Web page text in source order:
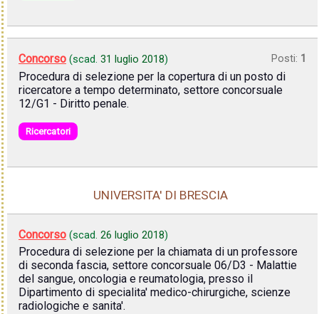
Concorso (scad. 31 luglio 2018) Posti: 1
Procedura di selezione per la copertura di un posto di
ricercatore a tempo determinato, settore concorsuale
12/G1 - Diritto penale.
Ricercatori
UNIVERSITA' DI BRESCIA
Concorso (scad. 26 luglio 2018)
Procedura di selezione per la chiamata di un professore
di seconda fascia, settore concorsuale 06/D3 - Malattie
del sangue, oncologia e reumatologia, presso il
Dipartimento di specialita' medico-chirurgiche, scienze
radiologiche e sanita'.